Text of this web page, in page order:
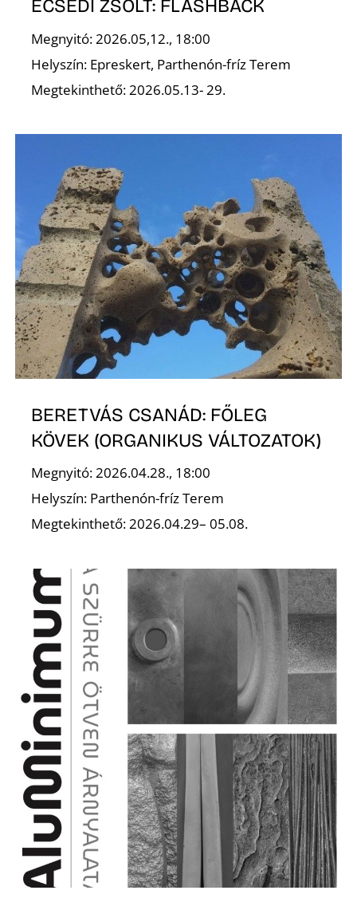
ECSEDI ZSOLT: FLASHBACK
Megnyitó: 2026.05,12., 18:00
Helyszín: Epreskert, Parthenón-fríz Terem
Megtekinthető: 2026.05.13- 29.
BERETVÁS CSANÁD: FŐLEG
KÖVEK (ORGANIKUS VÁLTOZATOK)
Megnyitó: 2026.04.28., 18:00
Helyszín: Parthenón-fríz Terem
Megtekinthető: 2026.04.29– 05.08.